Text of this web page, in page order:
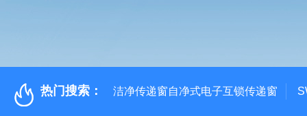
热门搜索： 洁净传递窗自净式电子互锁传递窗